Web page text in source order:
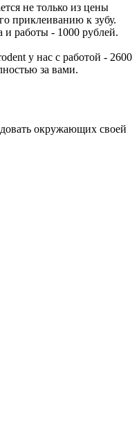
не только из цены
приклеиванию к зубу.
и работы - 1000 рублей.
у нас с работой - 2600
за вами.
окружающих своей